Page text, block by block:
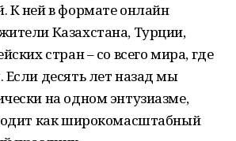
К ней в формате онлайн
Казахстана, Турции,
стран – со всего мира, где
десять лет назад мы
на одном энтузиазме,
как широкомасштабный